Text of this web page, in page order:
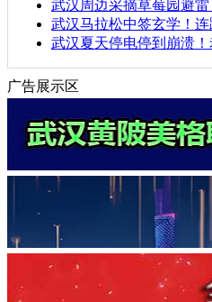
武汉周边采摘草莓园避
武汉马拉松中签玄学！
武汉夏天停电停到崩溃
广告展示区